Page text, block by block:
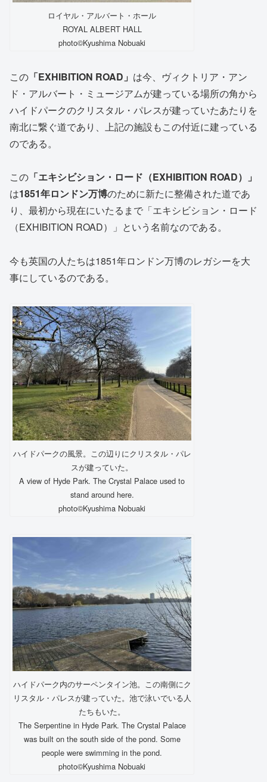
ロイヤル・アルバート・ホール
ROYAL ALBERT HALL
photo©️Kyushima Nobuaki
この 「EXHIBITION ROAD」 は今、ヴィクトリア・アン
ド・アルバート・ミュージアムが建っている場所の角から
ハイドパークのクリスタル・パレスが建っていたあたりを
南北に繋ぐ道であり、上記の施設もこの付近に建っている
のである。
この 「エキシビション・ロード（EXHIBITION ROAD）」
は1851年ロンドン万博のために新たに整備された道であ
り、最初から現在にいたるまで「エキシビション・ロード
（EXHIBITION ROAD）」という名前なのである。
今も英国の人たちは1851年ロンドン万博のレガシーを大
事にしているのである。
ハイドパークの風景。この辺りにクリスタル・パレ
スが建っていた。
A view of Hyde Park. The Crystal Palace used to
stand around here.
photo©️Kyushima Nobuaki
ハイドパーク内のサーペンタイン池。この南側にク
リスタル・パレスが建っていた。池で泳いでいる人
たちもいた。
The Serpentine in Hyde Park. The Crystal Palace
was built on the south side of the pond. Some
people were swimming in the pond.
photo©️Kyushima Nobuaki